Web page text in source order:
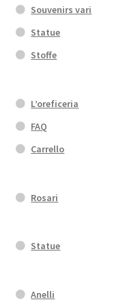
Souvenirs vari
Statue
Stoffe
L’oreficeria
FAQ
Carrello
Rosari
Statue
Anelli